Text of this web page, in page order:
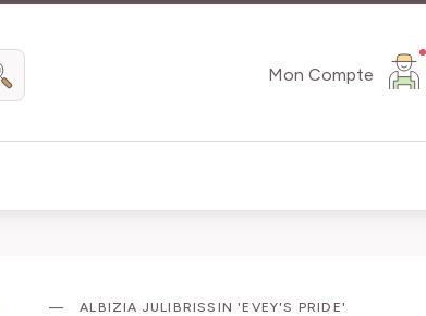
Mon Compte
Chercher
ALBIZIA JULIBRISSIN 'EVEY'S PRIDE'